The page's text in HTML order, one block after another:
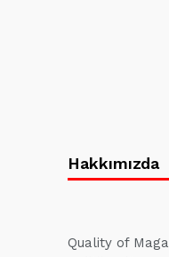
Hakkımızda
Quality of